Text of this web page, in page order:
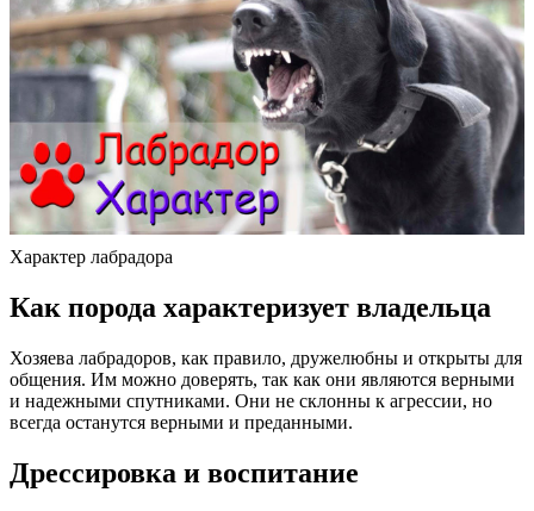
Характер лабрадора
Как порода характеризует владельца
Хозяева лабрадоров, как правило, дружелюбны и открыты для
общения. Им можно доверять, так как они являются верными
и надежными спутниками. Они не склонны к агрессии, но
всегда останутся верными и преданными.
Дрессировка и воспитание